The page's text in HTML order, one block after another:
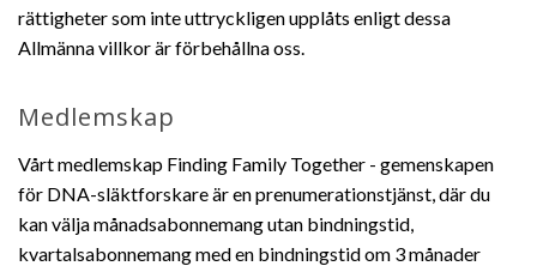
rättigheter som inte uttryckligen upplåts enligt dessa
Allmänna villkor är förbehållna oss.
Medlemskap
Vårt medlemskap Finding Family Together - gemenskapen
för DNA-släktforskare är en prenumerationstjänst, där du
kan välja månadsabonnemang utan bindningstid,
kvartalsabonnemang med en bindningstid om 3 månader